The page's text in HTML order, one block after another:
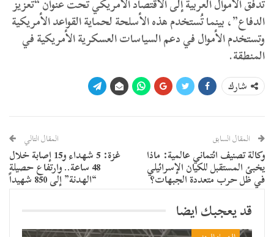
تدفق الأموال العربية إلى الاقتصاد الأمريكي تحت عنوان “تعزيز
الدفاع”، بينما تُستخدم هذه الأسلحة لحماية القواعد الأمريكية
وتستخدم الأموال في دعم السياسات العسكرية الأمريكية في
المنطقة.
شارك
المقال السابق
وكالة تصنيف ائتماني عالمية: ماذا
يخبئ المستقبل للكيان الإسرائيلي
في ظل حرب متعددة الجبهات؟
المقال التالي
غزة: 5 شهداء و15 إصابة خلال
48 ساعة.. وارتفاع حصيلة
“الهدنة” إلى 850 شهيداً
قد يعجبك ايضا